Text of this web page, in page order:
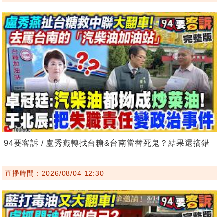
94要客訴 / 盧秀燕轉找台糖&台南當替死鬼？結果還搞錯
直播時間：2026/08/04 12:30